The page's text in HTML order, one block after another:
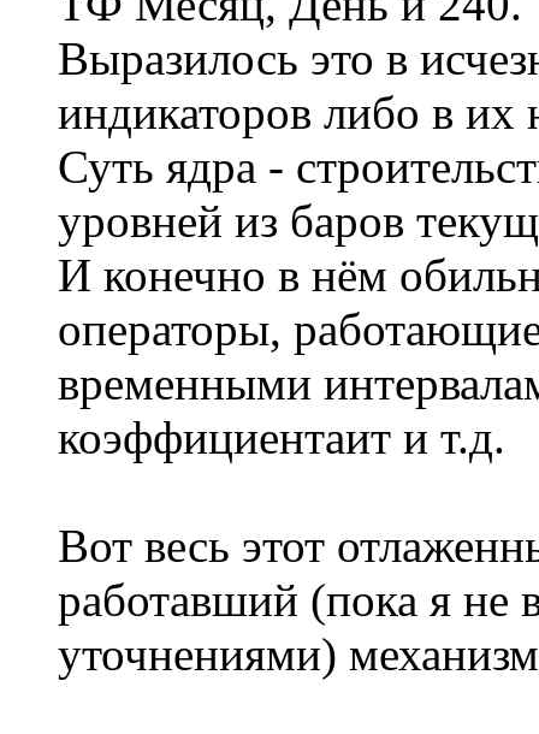
Выразилось это в
индикаторов либо в их
Суть ядра -
уровней из баров
И конечно в нём
операторы,
временными
коэффициентаит и т.д.
Вот весь этот
работавший (пока я не
уточнениями)